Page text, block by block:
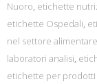
Nuoro, etichette
etichette Ospedali,
nel settore alimentare
laboratori analisi,
etichette per